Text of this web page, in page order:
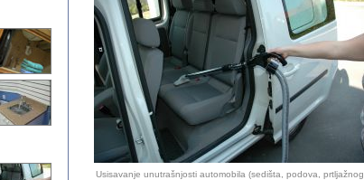
Usisavanje unutrašnjosti automobila (sedišta, podova, prtljažnog